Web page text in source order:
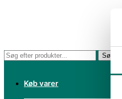
Søg
efter:
Søg
Køb varer